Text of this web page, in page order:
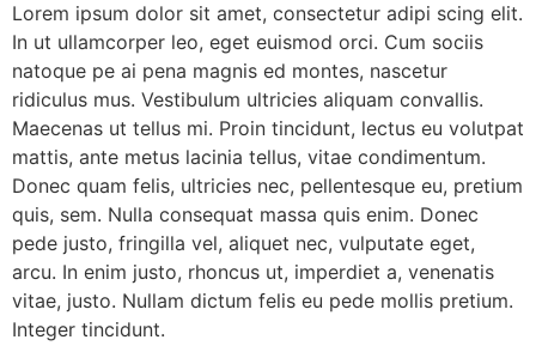
Lorem ipsum dolor sit amet, consectetur adipi scing elit.
In ut ullamcorper leo, eget euismod orci. Cum sociis
natoque pe ai pena magnis ed montes, nascetur
ridiculus mus. Vestibulum ultricies aliquam convallis.
Maecenas ut tellus mi. Proin tincidunt, lectus eu volutpat
mattis, ante metus lacinia tellus, vitae condimentum.
Donec quam felis, ultricies nec, pellentesque eu, pretium
quis, sem. Nulla consequat massa quis enim. Donec
pede justo, fringilla vel, aliquet nec, vulputate eget,
arcu. In enim justo, rhoncus ut, imperdiet a, venenatis
vitae, justo. Nullam dictum felis eu pede mollis pretium.
Integer tincidunt.